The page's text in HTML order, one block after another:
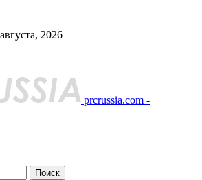
2026
prcrussia.com -